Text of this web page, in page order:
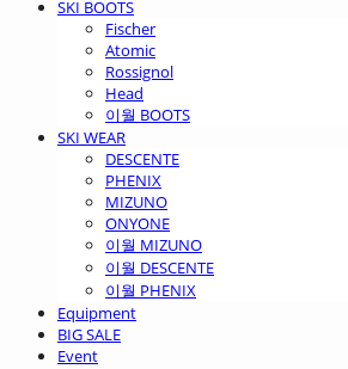
SKI BOOTS
Fischer
Atomic
Rossignol
Head
이월 BOOTS
SKI WEAR
DESCENTE
PHENIX
MIZUNO
ONYONE
이월 MIZUNO
이월 DESCENTE
이월 PHENIX
Equipment
BIG SALE
Event